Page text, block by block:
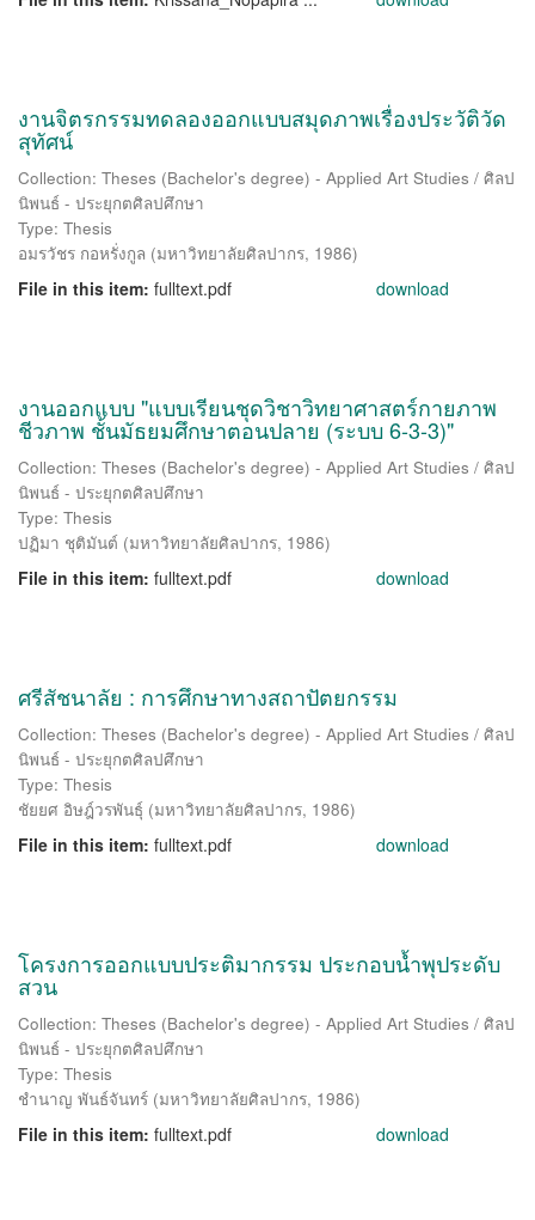
งานจิตรกรรมทดลองออกแบบสมุดภาพเรื่องประวัติวัด
สุทัศน์
Collection: Theses (Bachelor's degree) - Applied Art Studies / ศิลป
นิพนธ์ - ประยุกตศิลปศึกษา
Type: Thesis
อมรวัชร กอหรั่งกูล (มหาวิทยาลัยศิลปากร, 1986)
File in this item: fulltext.pdf download
งานออกแบบ "แบบเรียนชุดวิชาวิทยาศาสตร์กายภาพ
ชีวภาพ ชั้นมัธยมศึกษาตอนปลาย (ระบบ 6-3-3)"
Collection: Theses (Bachelor's degree) - Applied Art Studies / ศิลป
นิพนธ์ - ประยุกตศิลปศึกษา
Type: Thesis
ปฏิมา ชุติมันต์ (มหาวิทยาลัยศิลปากร, 1986)
File in this item: fulltext.pdf download
ศรีสัชนาลัย : การศึกษาทางสถาปัตยกรรม
Collection: Theses (Bachelor's degree) - Applied Art Studies / ศิลป
นิพนธ์ - ประยุกตศิลปศึกษา
Type: Thesis
ชัยยศ อิษฎ์วรพันธุ์ (มหาวิทยาลัยศิลปากร, 1986)
File in this item: fulltext.pdf download
โครงการออกแบบประติมากรรม ประกอบน้ำพุประดับ
สวน
Collection: Theses (Bachelor's degree) - Applied Art Studies / ศิลป
นิพนธ์ - ประยุกตศิลปศึกษา
Type: Thesis
ชำนาญ พันธ์จันทร์ (มหาวิทยาลัยศิลปากร, 1986)
File in this item: fulltext.pdf download